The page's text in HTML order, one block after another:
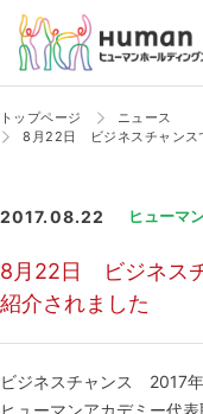
トップページ
ニュース
8月22日 ビジネスチャンス
2017.08.22 ヒューマ
8月22日 ビジネス
紹介されました
ビジネスチャンス 2017年